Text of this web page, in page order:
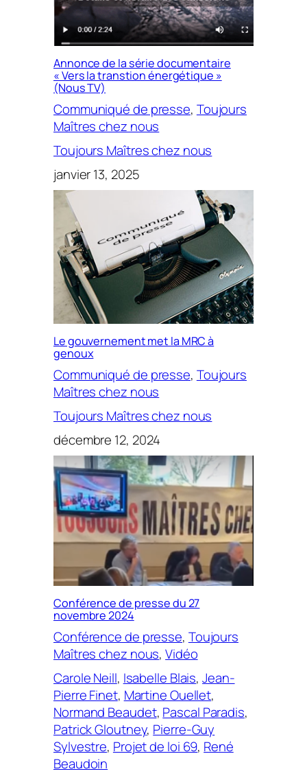
Annonce de la série documentaire
« Vers la transtion énergétique »
(Nous TV)
Communiqué de presse, Toujours
Maîtres chez nous
Toujours Maîtres chez nous
janvier 13, 2025
Le gouvernement met la MRC à
genoux
Communiqué de presse, Toujours
Maîtres chez nous
Toujours Maîtres chez nous
décembre 12, 2024
Conférence de presse du 27
novembre 2024
Conférence de presse, Toujours
Maîtres chez nous, Vidéo
Carole Neill, Isabelle Blais, Jean-
Pierre Finet, Martine Ouellet
Normand Beaudet, Pascal Paradis
Patrick Gloutney, Pierre-Guy
Sylvestre, Projet de loi 69, René
Beaudoin